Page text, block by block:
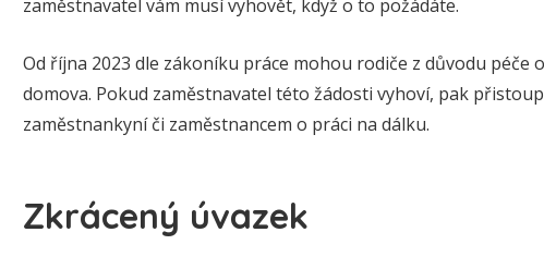
zaměstnavatel vám musí vyhovět, když o to požádáte.
Od října 2023 dle zákoníku práce mohou rodiče z důvodu péče
domova. Pokud zaměstnavatel této žádosti vyhoví, pak
zaměstnankyní či zaměstnancem o práci na dálku.
Zkrácený úvazek